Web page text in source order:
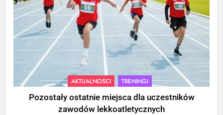
AKTUALNOŚCI TRENINGI
Pozostały ostatnie miejsca dla uczestników
zawodów lekkoatletycznych